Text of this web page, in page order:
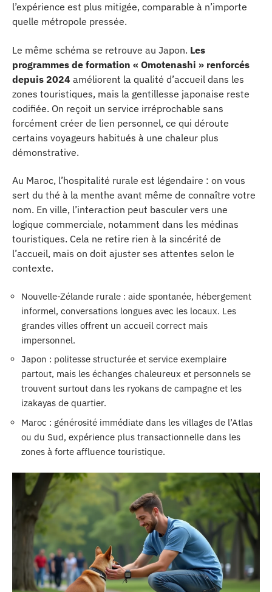
l’expérience est plus mitigée, comparable à n’importe
quelle métropole pressée.
Le même schéma se retrouve au Japon. Les
programmes de formation « Omotenashi » renforcés
depuis 2024 améliorent la qualité d’accueil dans les
zones touristiques, mais la gentillesse japonaise reste
codifiée. On reçoit un service irréprochable sans
forcément créer de lien personnel, ce qui déroute
certains voyageurs habitués à une chaleur plus
démonstrative.
Au Maroc, l’hospitalité rurale est légendaire : on vous
sert du thé à la menthe avant même de connaître votre
nom. En ville, l’interaction peut basculer vers une
logique commerciale, notamment dans les médinas
touristiques. Cela ne retire rien à la sincérité de
l’accueil, mais on doit ajuster ses attentes selon le
contexte.
Nouvelle-Zélande rurale : aide spontanée, hébergement
informel, conversations longues avec les locaux. Les
grandes villes offrent un accueil correct mais
impersonnel.
Japon : politesse structurée et service exemplaire
partout, mais les échanges chaleureux et personnels se
trouvent surtout dans les ryokans de campagne et les
izakayas de quartier.
Maroc : générosité immédiate dans les villages de l’Atlas
ou du Sud, expérience plus transactionnelle dans les
zones à forte affluence touristique.